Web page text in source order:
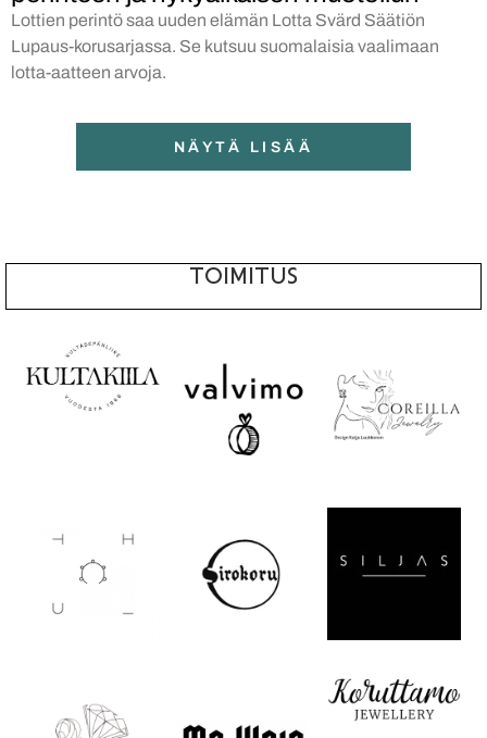
Lottien perintö saa uuden elämän Lotta Svärd Säätiön
Lupaus-korusarjassa. Se kutsuu suomalaisia vaalimaan
lotta-aatteen arvoja.
NÄYTÄ LISÄÄ
TOIMITUS